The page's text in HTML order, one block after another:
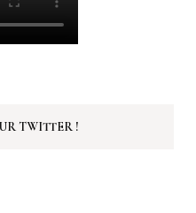
TWITTER !